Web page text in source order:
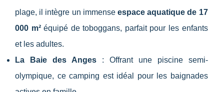
plage, il intègre un immense espace aquatique de 17
000 m²équipé de toboggans, parfait pour les enfants
et les adultes.
La Baie des Anges: Offrant une piscine semi-
olympique, ce camping est idéal pour les baignades